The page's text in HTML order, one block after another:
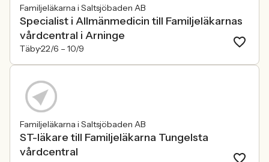
Familjeläkarna i Saltsjöbaden AB
Specialist i Allmänmedicin till Familjeläkarnas
vårdcentral i Arninge
Täby22/6 – 10/9
Familjeläkarna i Saltsjöbaden AB
ST-läkare till Familjeläkarna Tungelsta
vårdcentral